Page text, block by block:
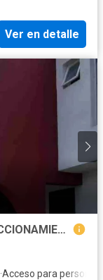
Ver en detalle
SE RENTA O SE VENDE CASA EN FRACCIONAMIENTO LA RIVERA I, TOLUCA, EDO MÉXICO.
·Acceso para